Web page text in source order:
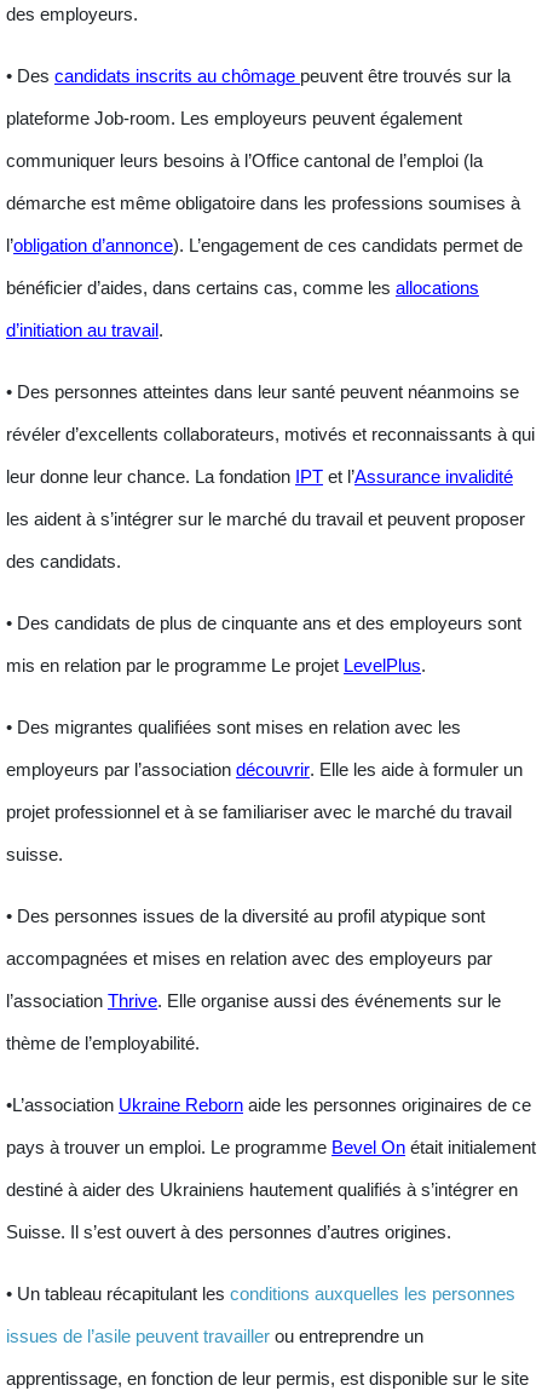
des employeurs.
• Des candidats inscrits au chômage peuvent être trouvés sur la
plateforme Job-room. Les employeurs peuvent également
communiquer leurs besoins à l’Office cantonal de l’emploi (la
démarche est même obligatoire dans les professions soumises à
l’obligation d’annonce). L’engagement de ces candidats permet de
bénéficier d’aides, dans certains cas, comme les allocations
d’initiation au travail .
• Des personnes atteintes dans leur santé peuvent néanmoins se
révéler d’excellents collaborateurs, motivés et reconnaissants à qui
leur donne leur chance. La fondation IPT et l’Assurance invalidité
les aident à s’intégrer sur le marché du travail et peuvent proposer
des candidats.
• Des candidats de plus de cinquante ans et des employeurs sont
mis en relation par le programme Le projet LevelPlus.
• Des migrantes qualifiées sont mises en relation avec les
employeurs par l’association découvrir. Elle les aide à formuler un
projet professionnel et à se familiariser avec le marché du travail
suisse.
• Des personnes issues de la diversité au profil atypique sont
accompagnées et mises en relation avec des employeurs par
l’association Thrive. Elle organise aussi des événements sur le
thème de l’employabilité.
•L’association Ukraine Reborn aide les personnes originaires de ce
pays à trouver un emploi. Le programme Bevel On était initialement
destiné à aider des Ukrainiens hautement qualifiés à s’intégrer en
Suisse. Il s’est ouvert à des personnes d’autres origines.
• Un tableau récapitulant les conditions auxquelles les personnes
issues de l’asile peuvent travailler ou entreprendre un
apprentissage, en fonction de leur permis, est disponible sur le site